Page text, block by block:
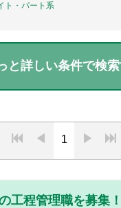
ト・パート系
と詳しい条件で検
1
工程管理職を募集！